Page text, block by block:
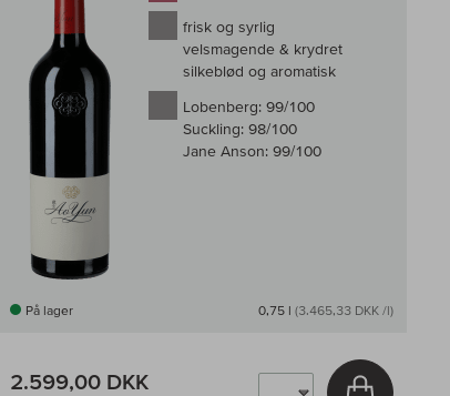
frisk og syrlig
velsmagende & krydret
silkeblød og aromatisk
Lobenberg: 99/100
Suckling: 98/100
Jane Anson: 99/100
På lager 0,75 l (3.465,33 DKK /l)
2.599,00 DKK Læg i